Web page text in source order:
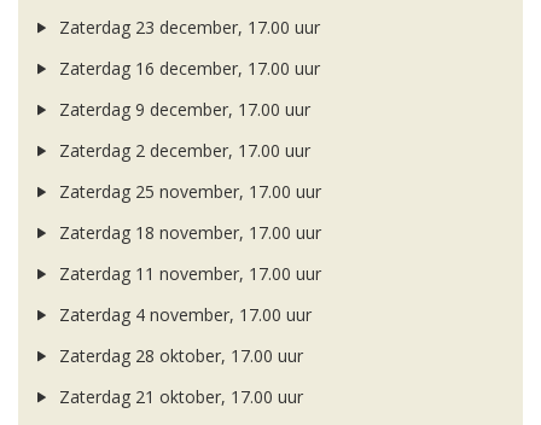
Zaterdag 23 december, 17.00 uur
Zaterdag 16 december, 17.00 uur
Zaterdag 9 december, 17.00 uur
Zaterdag 2 december, 17.00 uur
Zaterdag 25 november, 17.00 uur
Zaterdag 18 november, 17.00 uur
Zaterdag 11 november, 17.00 uur
Zaterdag 4 november, 17.00 uur
Zaterdag 28 oktober, 17.00 uur
Zaterdag 21 oktober, 17.00 uur